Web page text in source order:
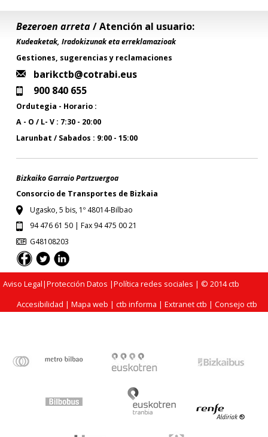
Bezeroen arreta/ Atención al usuario:
Kudeaketak, Iradokizunak eta erreklamazioak
Gestiones, sugerencias y reclamaciones
barikctb@cotrabi.eus
900 840 655
Ordutegia - Horario :
A - O / L- V : 7:30 - 20:00
Larunbat / Sabados : 9:00 - 15:00
Bizkaiko Garraio Partzuergoa
Consorcio de Transportes de Bizkaia
Ugasko, 5 bis, 1º 48014-Bilbao
94 476 61 50 | Fax 94 475 00 21
G48108203
Aviso Legal|Protección Datos |Política redes sociales | © 2014 ctb
Accesibilidad |Mapa web |ctb informa |Extranet ctb |Consejo ctb